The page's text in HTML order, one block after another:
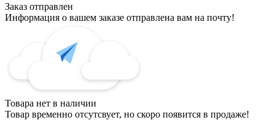
Заказ отправлен
Информация о вашем заказе отправлена вам на почту!
Товара нет в наличии
Товар временно отсутсвует, но скоро появится в продаже!